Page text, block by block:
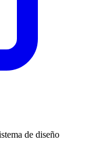
de diseño